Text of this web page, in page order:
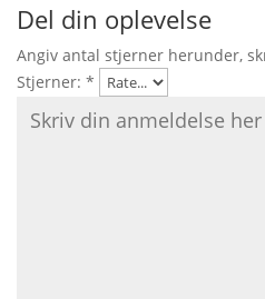
Del din oplevelse
Angiv antal stjerner herunder,
Stjerner:*